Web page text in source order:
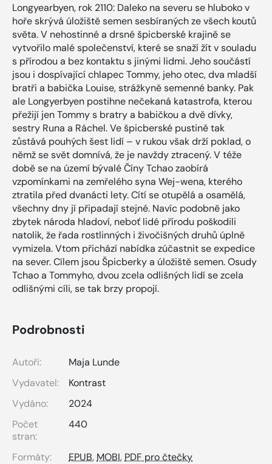
Longyearbyen, rok 2110: Daleko na severu se hluboko v
hoře skrývá úložiště semen sesbíraných ze všech koutů
světa. V nehostinné a drsné špicberské krajině se
vytvořilo malé společenství, které se snaží žít v souladu
s přírodou a bez kontaktu s jinými lidmi. Jeho součástí
jsou i dospívající chlapec Tommy, jeho otec, dva mladší
bratři a babička Louise, strážkyně semenné banky. Pak
ale Longyerbyen postihne nečekaná katastrofa, kterou
přežijí jen Tommy s bratry a babičkou a dvě dívky,
sestry Runa a Ráchel. Ve špicberské pustině tak
zůstává pouhých šest lidí – v rukou však drží poklad, o
němž se svět domnívá, že je navždy ztracený. V téže
době se na území bývalé Číny Tchao zaobírá
vzpomínkami na zemřelého syna Wej-wena, kterého
ztratila před dvanácti lety. Cítí se otupělá a osamělá,
všechny dny jí připadají stejné. Navíc podobně jako
zbytek národa hladoví, neboť lidé přírodu poškodili
natolik, že řada rostlinných i živočišných druhů úplně
vymizela. Vtom přichází nabídka zúčastnit se expedice
na sever. Cílem jsou Špicberky a úložiště semen. Osudy
Tchao a Tommyho, dvou zcela odlišných lidí se zcela
odlišnými cíli, se tak brzy propojí.
Podrobnosti
Autoři:
Maja Lunde
Vydavatel:
Kontrast
Vydáno:
2024
Počet
stran:
440
Formáty: EPUB, MOBI, PDF pro čtečky